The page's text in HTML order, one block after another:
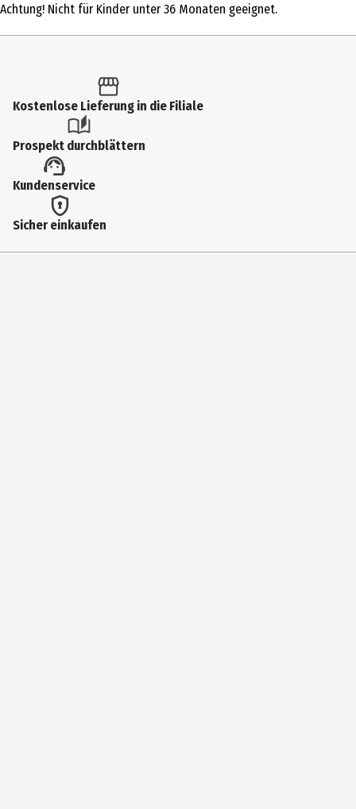
Produkttyp
6 Jahre
Artikelnummer des Herstellers
78510
Lizenz (spw)
Funko Anime
Hersteller
Achtung! Nicht für Kinder unter 36 Monaten geeignet.
Kostenlose Lieferung in die Filiale
Prospekt durchblättern
Kundenservice
Sicher einkaufen